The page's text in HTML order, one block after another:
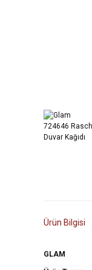
Ürün Bilgisi
GLAM